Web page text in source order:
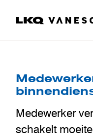
Medewerker
schakelt